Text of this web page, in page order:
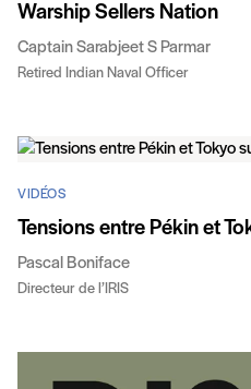
Warship Sellers Nation
Captain Sarabjeet S Parmar
Retired Indian Naval Officer
VIDÉOS
Tensions entre Pékin et
Pascal Boniface
Directeur de l’IRIS